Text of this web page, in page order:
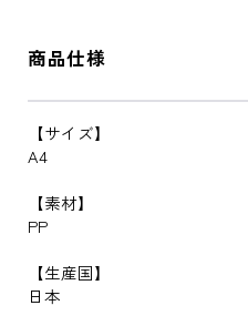
商品仕様
【サイズ】
A4
【素材】
PP
【生産国】
日本